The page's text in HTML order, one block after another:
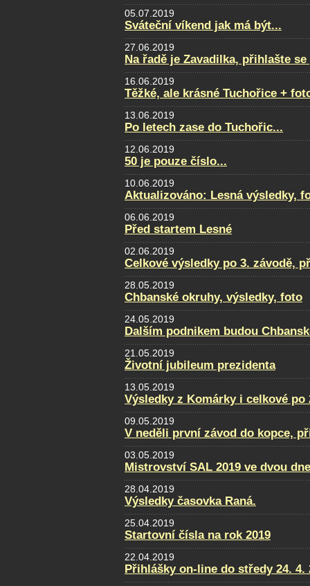
05.07.2019
Sváteční víkend jak má být...
27.06.2019
Na řadě je Zavadilka, přihlašte
16.06.2019
Těžké, ale krásné Tuchořice +
13.06.2019
Po letech zase do Tuchořic...
12.06.2019
50 je pouze číslo...
10.06.2019
Aktualizováno: Lesná výsledky,
06.06.2019
Před startem Lesné
02.06.2019
Celkové výsledky po 3. závodě,
28.05.2019
Chbanské okruhy, výsledky, foto
24.05.2019
Dalším podnikem budou
21.05.2019
Životní jubileum prezidenta
13.05.2019
Výsledky z Komárky i celkové po
09.05.2019
V neděli první závod do kopce,
03.05.2019
Mistrovství SAL 2019 ve dvou
28.04.2019
Výsledky časovka Raná.
25.04.2019
Startovní čísla na rok 2019
22.04.2019
Přihlášky on-line do středy 24. 4.